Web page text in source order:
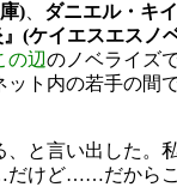
)
ダニエル・キ
(ケイエスエスノ
の辺のノベライズ
ト内の若手の間
と言い出した。
けど……だから